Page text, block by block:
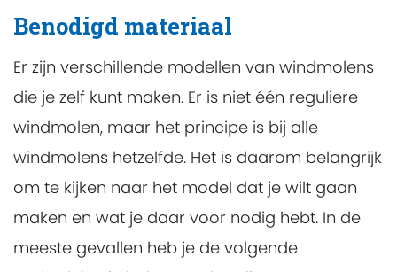
Benodigd materiaal
Er zijn verschillende modellen van windmolens
die je zelf kunt maken. Er is niet één reguliere
windmolen, maar het principe is bij alle
windmolens hetzelfde. Het is daarom belangrijk
om te kijken naar het model dat je wilt gaan
maken en wat je daar voor nodig hebt. In de
meeste gevallen heb je de volgende